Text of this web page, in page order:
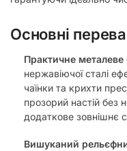
Основні
Практичне металеве
нержавіючої сталі
чаїнки та крихти
прозорий настій без
додаткове зовнішнє
Вишуканий